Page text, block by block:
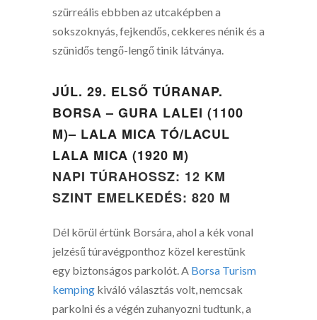
szürreális ebbben az utcaképben a
sokszoknyás, fejkendős, cekkeres nénik és a
szünidős tengő-lengő tinik látványa.
JÚL. 29. ELSŐ TÚRANAP.
BORSA – GURA LALEI (1100
M)– LALA MICA TÓ/LACUL
LALA MICA (1920 M)
NAPI TÚRAHOSSZ: 12 KM
SZINT EMELKEDÉS: 820 M
Dél körül értünk Borsára, ahol a kék vonal
jelzésű túravégponthoz közel kerestünk
egy biztonságos parkolót. A Borsa Turism
kemping kiváló választás volt, nemcsak
parkolni és a végén zuhanyozni tudtunk, a